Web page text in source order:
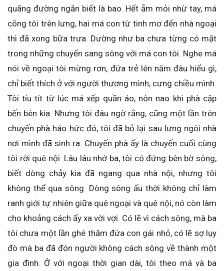
quãng đường ngắn biết là bao. Hết ẵm mỏi nhừ tay, má
cõng tôi trên lưng, hai má con từ tinh mơ đến nhà ngoại
thì đã xong bữa trưa. Dường như ba chưa từng có mặt
trong những chuyến sang sông với má con tôi. Nghe má
nói về ngoại tôi mừng rơn, đứa trẻ lên năm đâu hiểu gì,
chỉ biết thích ở với người thương mình, cưng chiều mình.
Tôi tíu tít từ lúc má xếp quần áo, nôn nao khi phà cập
bến bên kia. Nhưng tôi đâu ngờ rằng, cũng một lần trên
chuyến phà háo hức đó, tôi đã bỏ lại sau lưng ngôi nhà
nơi mình đã sinh ra. Chuyến phà ấy là chuyến cuối cùng
tôi rời quê nội. Lâu lâu nhớ ba, tôi có đứng bên bờ sông,
biết dòng chảy kia đã ngang qua nhà nội, nhưng tôi
không thể qua sông. Dòng sông ấu thời không chỉ làm
ranh giới tự nhiên giữa quê ngoại và quê nội, nó còn làm
cho khoảng cách ấy xa vời vợi. Có lẽ vì cách sông, mà ba
tôi chưa một lần ghé thăm đứa con gái nhỏ, có lẽ sợ lụy
đò mà ba đã đón người không cách sông về thành một
gia đình. Ở với ngoại thời gian dài, tôi theo má và ba